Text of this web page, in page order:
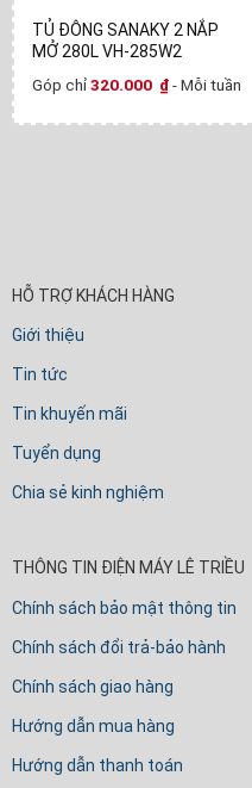
TỦ ĐÔNG SANAKY 2 NẮP
MỞ 280L VH-285W2
Góp chỉ320.000 ₫- Mỗi tuần
HỖ TRỢ KHÁCH HÀNG
Giới thiệu
Tin tức
Tin khuyến mãi
Tuyển dụng
Chia sẻ kinh nghiệm
THÔNG TIN ĐIỆN MÁY LÊ TRIỀU
Chính sách bảo mật thông tin
Chính sách đổi trả-bảo hành
Chính sách giao hàng
Hướng dẫn mua hàng
Hướng dẫn thanh toán